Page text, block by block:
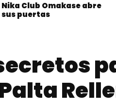
Nika Club Omakase abre
sus puertas